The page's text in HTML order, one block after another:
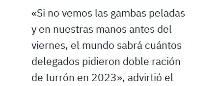
«Si no vemos las gambas peladas
y en nuestras manos antes del
viernes, el mundo sabrá cuántos
delegados pidieron doble ración
de turrón en 2023», advirtió el